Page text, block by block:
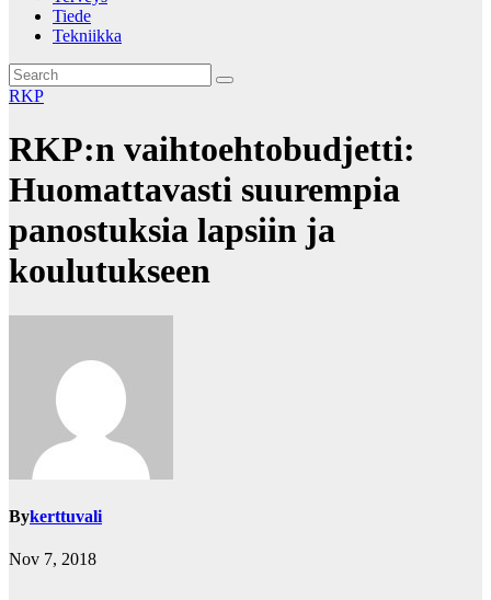
Tiede
Tekniikka
RKP
RKP:n vaihtoehtobudjetti:
Huomattavasti suurempia
panostuksia lapsiin ja
koulutukseen
Bykerttuvali
Nov 7, 2018